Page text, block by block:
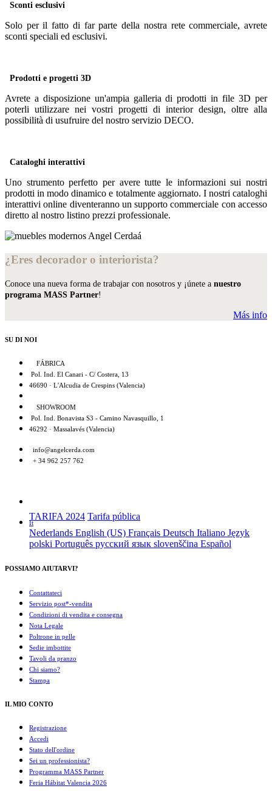
Sconti esclusivi
Solo per il fatto di far parte della nostra rete commerciale, avrete
sconti speciali ed esclusivi.
Prodotti e progetti 3D
Avrete a disposizione un'ampia galleria di prodotti in file 3D per
poterli utilizzare nei vostri progetti di interior design, oltre alla
possibilità di usufruire del nostro servizio DECO.
Cataloghi interattivi
Uno strumento perfetto per avere tutte le informazioni sui nostri
prodotti in modo dinamico e totalmente aggiornato. I nostri cataloghi
interattivi online diventeranno un supporto commerciale con accesso
diretto al nostro listino prezzi professionale.
¿Eres decorador o interiorista?
Conoce una nueva forma de trabajar con nosotros y ¡únete a nuestro
programa MASS Partner!
Más info
SU DI NOI
FÁBRICA
Pol. Ind. El Canari - C/ Costera, 13
46690 · L'Alcudia de Crespins (Valencia)
SHOWROOM
Pol. Ind. Bonavista S3 - Camino Navasquillo, 1
46292 · Massalavés (Valencia)
info@angelcerda.com
+ 34 962 257 762
TARIFA 2024 Tarifa pública
It
Nederlands English (US) Français Deutsch Italiano Język
polski Português русский язык slovenščina Español
POSSIAMO AIUTARVI?
Contattateci
Servizio post*-vendita
Condizioni di vendita e consegna
Nota Legale
Poltrone in pelle
Sedie imbottite
Tavoli da pranzo
Chi siamo?
Stampa
IL MIO CONTO
Registrazione
Accedi
Stato dell'ordine
Sei un professionista?
Programma MASS Partner
Feria Hábitat Valencia 2026